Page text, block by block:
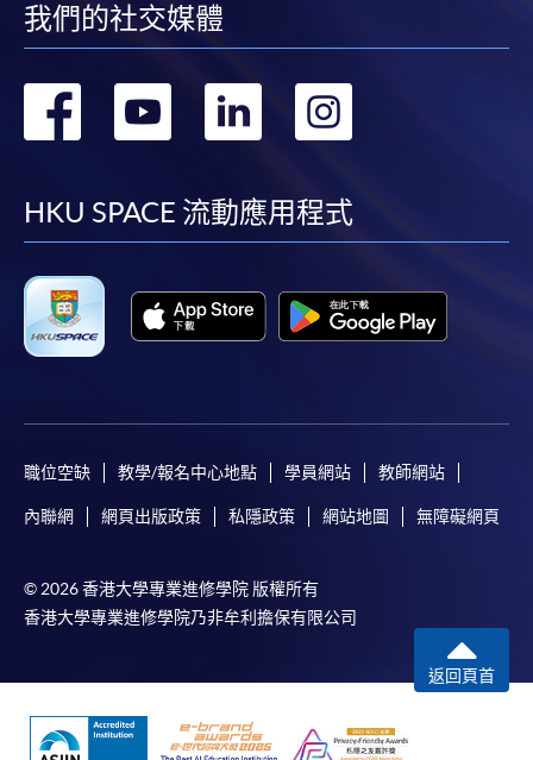
我們的社交媒體
轉
facebook
轉
youtube
轉
linkedin
轉
HKU SPACE 流動應用程式
職位空缺 教學/報名中心地點 學員網站 教師網站
內聯網 網頁出版政策 私隱政策 網站地圖 無障礙網頁
© 2026 香港大學專業進修學院 版權所有
香港大學專業進修學院乃非牟利擔保有限公司
返回頁首